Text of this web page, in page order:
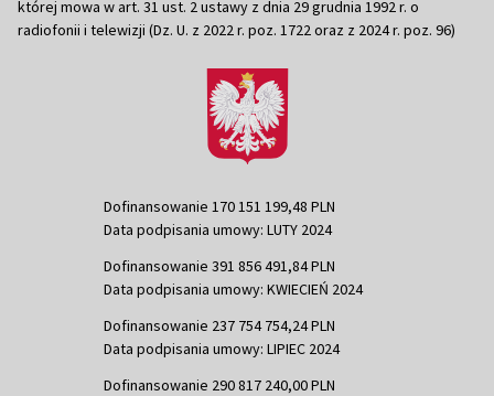
której mowa w art. 31 ust. 2 ustawy z dnia 29 grudnia 1992 r. o
radiofonii i telewizji (Dz. U. z 2022 r. poz. 1722 oraz z 2024 r. poz. 96)
Dofinansowanie 170 151 199,48 PLN
Data podpisania umowy: LUTY 2024
Dofinansowanie 391 856 491,84 PLN
Data podpisania umowy: KWIECIEŃ 2024
Dofinansowanie 237 754 754,24 PLN
Data podpisania umowy: LIPIEC 2024
Dofinansowanie 290 817 240,00 PLN